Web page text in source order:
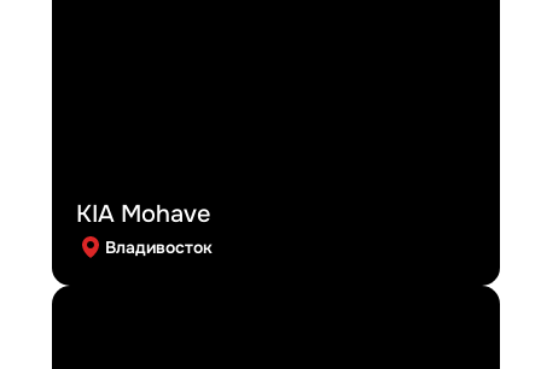
KIA Mohave
Владивосток